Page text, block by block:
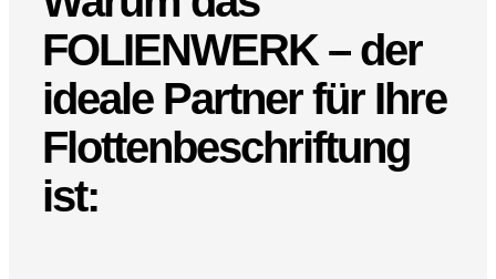
FOLIENWERK– der
ideale Partner für Ihre
Flottenbeschriftung
ist: